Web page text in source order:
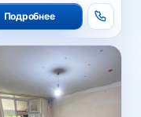
Подробнее